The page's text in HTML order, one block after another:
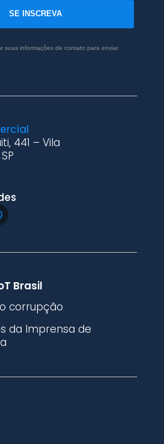
SE INSCREVA
suas informações de contato para enviar
441 – Vila
Brasil
corrupção
da Imprensa de